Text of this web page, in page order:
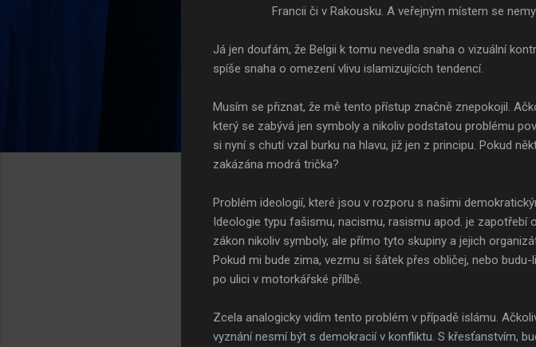
Francii či v Rakousku. A veřejným místem se
Já jen doufám, že Belgii k tomu nevedla snaha o vizuální
spíše snaha o omezení vlivu islamizujících tendencí.
Musím se přiznat, že mě tento přístup značně znepokojil.
který se zabývá jen symboly a nikoliv podstatou problému
si nyní s chutí vzal burku na hlavu, již jen z principu. Pokud
zakázána modrá trička?
Problém ideologií, které jsou v rozporu s našimi
Ideologie typu fašismu, nacismu, rasismu apod. je
zákon nikoliv symboly, ale přímo tyto skupiny a jejich
Pokud mi bude zima, vezmu si šátek přes obličej, nebo
po ulici v motorkářské přílbě.
Zcela analogicky vidím tento problém v případě islámu.
vyznání nesmí být s demokracií v konfliktu. S křesťanstvím,